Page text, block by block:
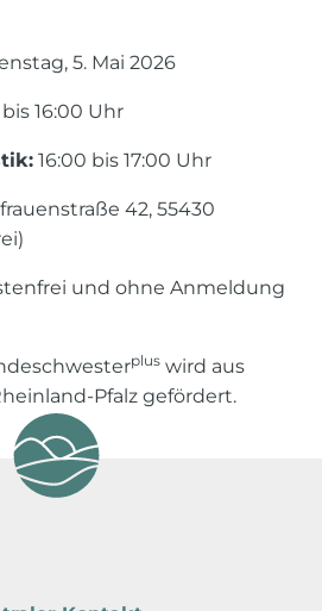
5. Mai 2026
bis 16:00 Uhr
16:00 bis 17:00 Uhr
42, 55430
und ohne Anmeldung
plus wird aus
Pfalz gefördert.